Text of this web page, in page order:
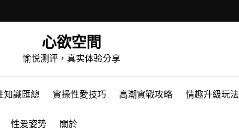
心欲空間
愉悦测评，真实体验分享
知識匯總 實操性愛技巧 高潮實戰攻略 情趣升級玩法
性爱姿势 關於